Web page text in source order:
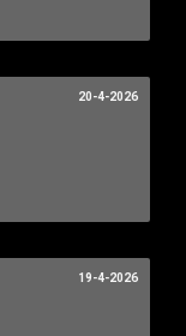
20-4-2026
19-4-2026